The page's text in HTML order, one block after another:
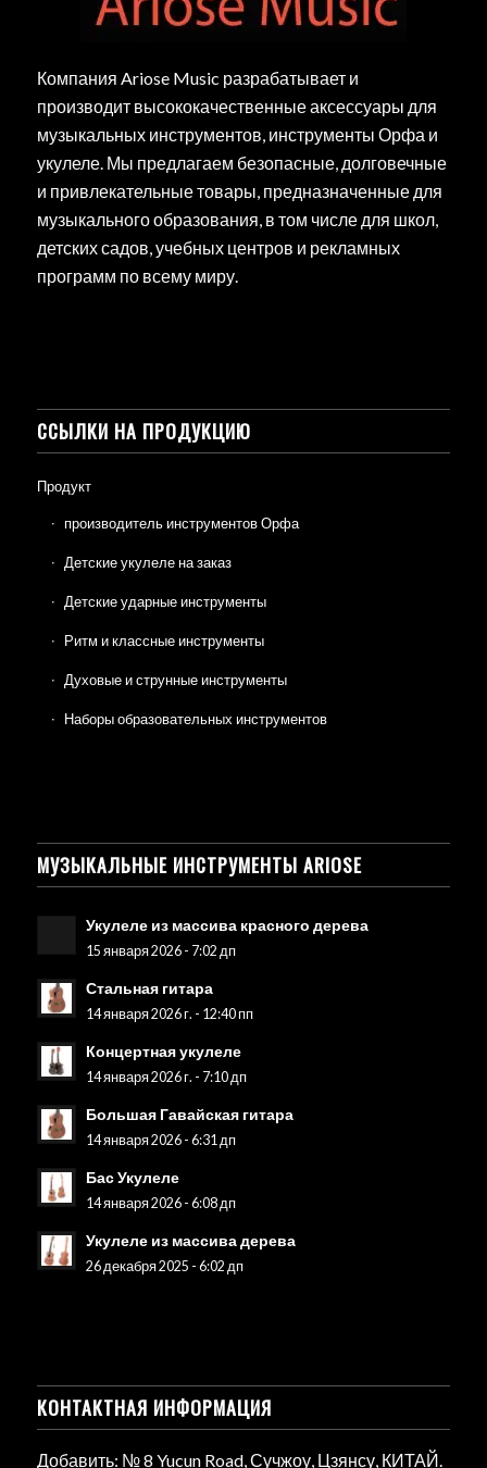
Компания Ariose Music разрабатывает и
производит высококачественные аксессуары для
музыкальных инструментов, инструменты Орфа и
укулеле. Мы предлагаем безопасные, долговечные
и привлекательные товары, предназначенные для
музыкального образования, в том числе для школ,
детских садов, учебных центров и рекламных
программ по всему миру.
ССЫЛКИ НА ПРОДУКЦИЮ
Продукт
производитель инструментов Орфа
Детские укулеле на заказ
Детские ударные инструменты
Ритм и классные инструменты
Духовые и струнные инструменты
Наборы образовательных инструментов
МУЗЫКАЛЬНЫЕ ИНСТРУМЕНТЫ ARIOSE
Укулеле из массива красного дерева
15 января 2026 - 7:02 дп
Стальная гитара
14 января 2026 г. - 12:40 пп
Концертная укулеле
14 января 2026 г. - 7:10 дп
Большая Гавайская гитара
14 января 2026 - 6:31 дп
Бас Укулеле
14 января 2026 - 6:08 дп
Укулеле из массива дерева
26 декабря 2025 - 6:02 дп
КОНТАКТНАЯ ИНФОРМАЦИЯ
Добавить: № 8 Yucun Road, Сучжоу, Цзянсу, КИТАЙ.